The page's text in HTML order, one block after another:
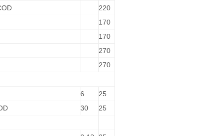
220
170
170
270
270
6
25
30 25